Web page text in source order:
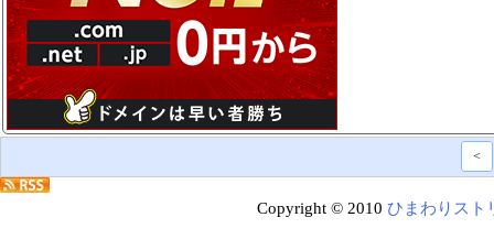
<
Copyright © 2010 ひまわりスト